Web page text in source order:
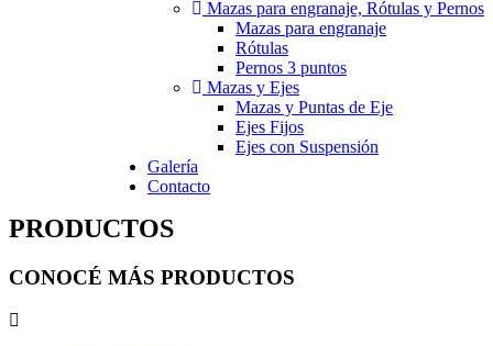
Mazas para engranaje, Rótulas y Pernos
Mazas para engranaje
Rótulas
Pernos 3 puntos
Mazas y Ejes
Mazas y Puntas de Eje
Ejes Fijos
Ejes con Suspensión
Galería
Contacto
PRODUCTOS
CONOCÉ MÁS PRODUCTOS